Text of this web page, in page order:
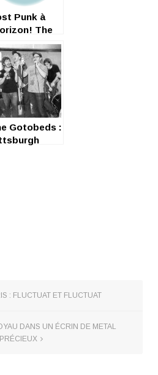
Punk à
The
Club EP 5
« OF
»
Gotobeds :
: FLUCTUAT ET FLUCTUAT
DANS UN ÉCRIN DE METAL
PRÉCIEUX